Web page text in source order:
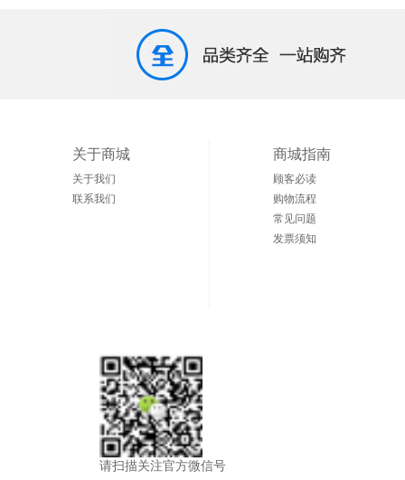
关于商城
关于我们
联系我们
商城指南
顾客必读
购物流程
常见问题
发票须知
请扫描关注官方微信号